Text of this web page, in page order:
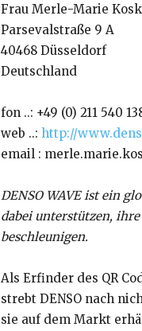
Frau Merle-Marie
Parsevalstraße 9 A
40468 Düsseldorf
Deutschland
fon ..: +49 (0) 211 540
web ..: http://
email :
DENSO WAVE ist ein
dabei unterstützen,
beschleunigen.
Als Erfinder des QR
strebt DENSO nach
sie auf dem Markt